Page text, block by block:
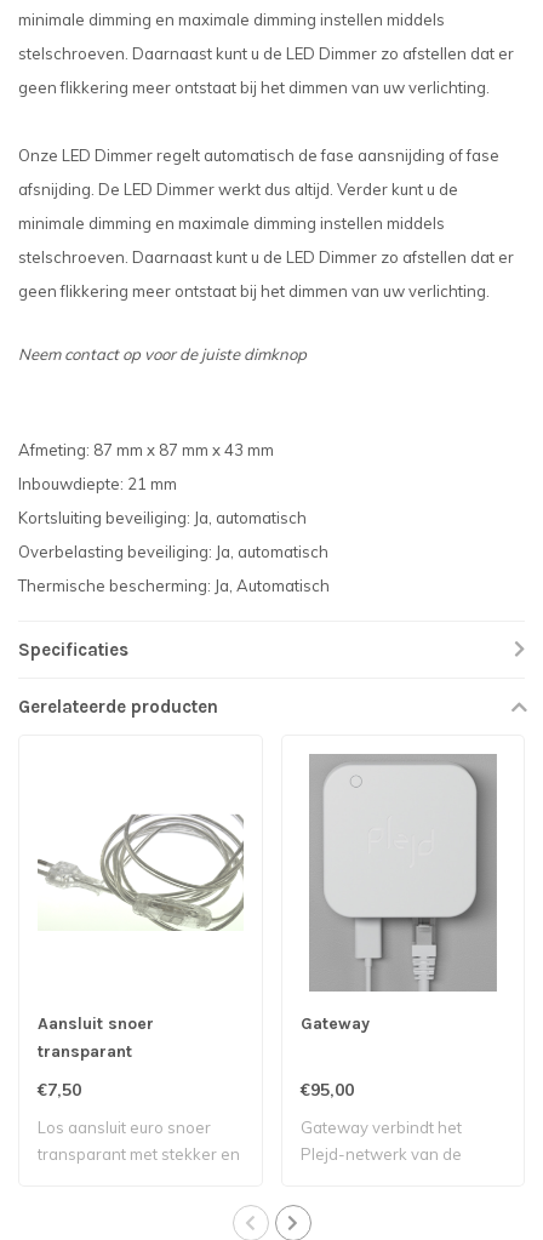
minimale dimming en maximale dimming instellen middels
stelschroeven. Daarnaast kunt u de LED Dimmer zo afstellen dat er
geen flikkering meer ontstaat bij het dimmen van uw verlichting.
Onze LED Dimmer regelt automatisch de fase aansnijding of fase
afsnijding. De LED Dimmer werkt dus altijd. Verder kunt u de
minimale dimming en maximale dimming instellen middels
stelschroeven. Daarnaast kunt u de LED Dimmer zo afstellen dat er
geen flikkering meer ontstaat bij het dimmen van uw verlichting.
Neem contact op voor de juiste dimknop
Afmeting: 87 mm x 87 mm x 43 mm
Inbouwdiepte: 21 mm
Kortsluiting beveiliging: Ja, automatisch
Overbelasting beveiliging: Ja, automatisch
Thermische bescherming: Ja, Automatisch
Specificaties
Gerelateerde producten
Aansluit snoer
transparant
€7,50
Los aansluit euro snoer
transparant met stekker en
Gateway
€95,00
Gateway verbindt het
Plejd-netwerk van de